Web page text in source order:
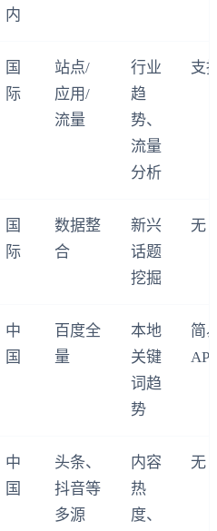
内
国
际
站点/
应用/
流量
行业
趋
势、
流量
分析
支
国
际
数据整
合
新兴
话题
挖掘
无
中
国
百度全
量
本地
关键
词趋
势
简
API
中
国
头条、
抖音等
多源
内容
热
度、
无